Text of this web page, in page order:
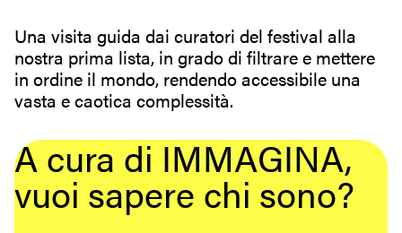
Una visita guida dai curatori del festival alla
nostra prima lista, in grado di filtrare e mettere
in ordine il mondo, rendendo accessibile una
vasta e caotica complessità.
A cura di IMMAGINA,
vuoi sapere chi sono?